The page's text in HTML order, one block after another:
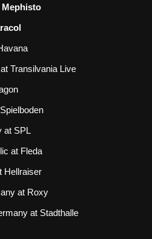
Mephisto
Transilvania Live
at SPL
at Fleda
Hellraiser
at Roxy
at Stadthalle